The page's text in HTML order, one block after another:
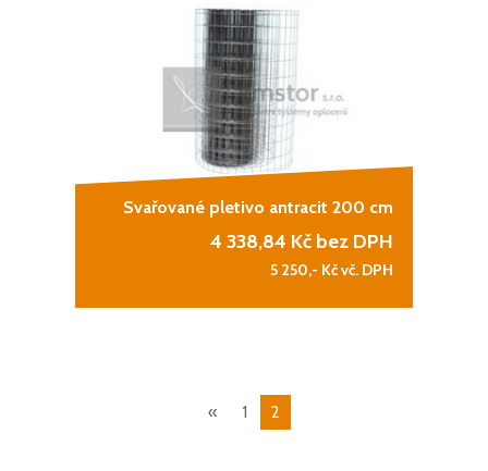
Svařované pletivo antracit 200 cm
4 338,84 Kč bez DPH
5 250,- Kč vč. DPH
« 1 2